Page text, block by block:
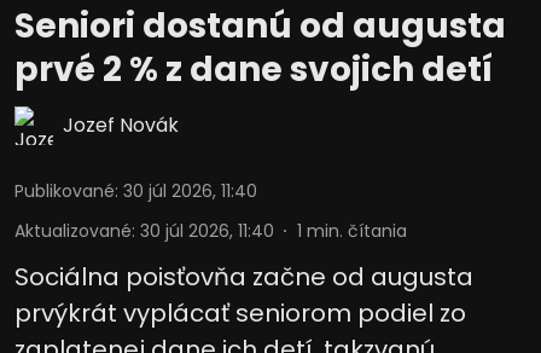
Seniori dostanú od augusta
prvé 2 % z dane svojich detí
Jozef Novák
Publikované: 30 júl 2026, 11:40
Aktualizované: 30 júl 2026, 11:40 1 min. čítania
Sociálna poisťovňa začne od augusta
prvýkrát vyplácať seniorom podiel zo